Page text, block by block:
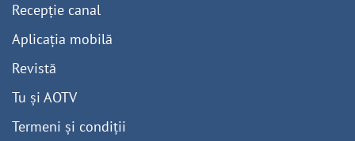
Recepție canal
Aplicația mobilă
Revistă
Tu și AOTV
Termeni și condiții